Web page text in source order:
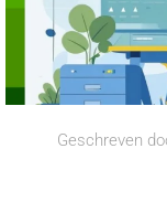
Geschreven